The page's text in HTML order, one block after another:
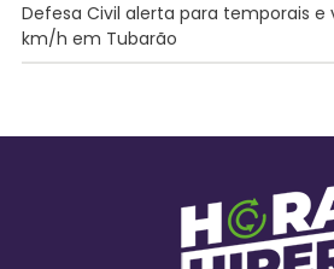
Defesa Civil alerta para temporais e
km/h em Tubarão